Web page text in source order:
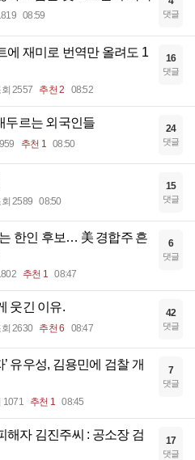
08:59 댓글
에 재미로 번역만 올려도 1
2557 추천 2 08:52
16
댓글
두르는 외국인들
추천 1 08:50
24
댓글
2589 08:50
15
댓글
한인 후보… 美 경합주 흔
추천 1 08:47
6
댓글
웃긴 이유.
2630 추천 6 08:47
42
댓글
유우성, 김용민에 검찰 개
1071 추천 1 08:45
7
댓글
해자 김진주씨 : 공소장 검
17
댓글